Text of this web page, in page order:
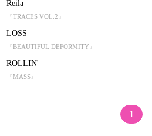
Reila
『TRACES VOL.2』
LOSS
『BEAUTIFUL DEFORMITY』
ROLLIN'
『MASS』
1